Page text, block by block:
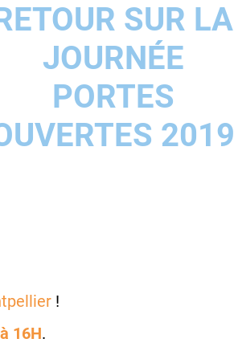
SUR LA
JOURNÉE
PORTES
2019
!
16H.